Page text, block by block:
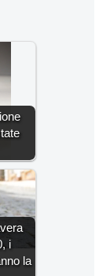
i
la